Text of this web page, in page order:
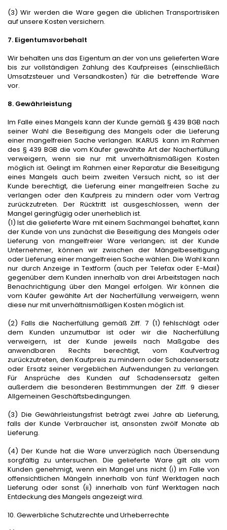
(3) Wir werden die Ware gegen die üblichen Transportrisiken
auf unsere Kosten versichern.
7. Eigentumsvorbehalt
Wir behalten uns das Eigentum an der von uns gelieferten Ware
bis zur vollständigen Zahlung des Kaufpreises (einschließlich
Umsatzsteuer und Versandkosten) für die betreffende Ware
vor.
8. Gewährleistung
Im Falle eines Mangels kann der Kunde gemäß § 439 BGB nach
seiner Wahl die Beseitigung des Mangels oder die Lieferung
einer mangelfreien Sache verlangen. IKARUS kann im Rahmen
des § 439 BGB die vom Käufer gewählte Art der Nacherfüllung
verweigern, wenn sie nur mit unverhältnismäßigen Kosten
möglich ist. Gelingt im Rahmen einer Reparatur die Beseitigung
eines Mangels auch beim zweiten Versuch nicht,so ist der
Kunde berechtigt, die Lieferung einer mangelfreien Sache zu
verlangen oder den Kaufpreis zu mindern oder vom Vertrag
zurückzutreten. Der Rücktritt ist ausgeschlossen, wenn der
Mangel geringfügig oder unerheblich ist.
(1) Ist die gelieferte Ware mit einem Sachmangel behaftet, kann
der Kunde von uns zunächst die Beseitigung des Mangels oder
Lieferung von mangelfreier Ware verlangen; ist der Kunde
Unternehmer, können wir zwischen der Mängelbeseitigung
oder Lieferung einer mangelfreien Sache wählen. Die Wahl kann
nur durch Anzeige in Textform (auch per Telefax oder E-Mail)
gegenüber dem Kunden innerhalb von drei Arbeitstagen nach
Benachrichtigung über den Mangel erfolgen. Wir können die
vom Käufer gewählte Art der Nacherfüllung verweigern, wenn
diese nur mit unverhältnismäßigen Kosten möglich ist.
(2) Falls die Nacherfüllung gemäß Ziff. 7 (1) fehlschlägt oder
dem Kunden unzumutbar ist oder wir die Nacherfüllung
verweigern, ist der Kunde jeweils nach Maßgabe des
anwendbaren Rechts berechtigt, vom Kaufvertrag
zurückzutreten, den Kaufpreis zu mindern oder Schadensersatz
oder Ersatz seiner vergeblichen Aufwendungen zu verlangen.
Für Ansprüche des Kunden auf Schadensersatz gelten
außerdem die besonderen Bestimmungen der Ziff. 9 dieser
Allgemeinen Geschäftsbedingungen.
(3) Die Gewährleistungsfrist beträgt zwei Jahre ab Lieferung,
falls der Kunde Verbraucher ist, ansonsten zwölf Monate ab
Lieferung.
(4) Der Kunde hat die Ware unverzüglich nach Übersendung
sorgfältig zu untersuchen. Die gelieferte Ware gilt als vom
Kunden genehmigt, wenn ein Mangel uns nicht (i) im Falle von
offensichtlichen Mängeln innerhalb von fünf Werktagen nach
Lieferung oder sonst (ii) innerhalb von fünf Werktagen nach
Entdeckung des Mangels angezeigt wird.
10. Gewerbliche Schutzrechte und Urheberrechte